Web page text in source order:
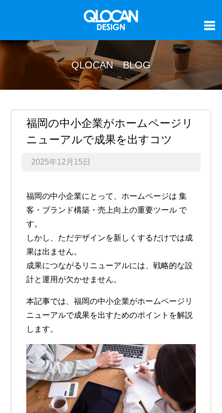
QLOCAN BLOG
福岡の中小企業がホームページリ
ニューアルで成果を出すコツ
2025年12月15日
福岡の中小企業にとって、ホームページは集
客・ブランド構築・売上向上の重要ツール で
す。
しかし、ただデザインを新しくするだけでは成
果は出ません。
成果につながるリニューアルには、戦略的な設
計と運用 が欠かせません。
本記事では、福岡の中小企業がホームページリ
ニューアルで成果を出すためのポイントを解説
します。